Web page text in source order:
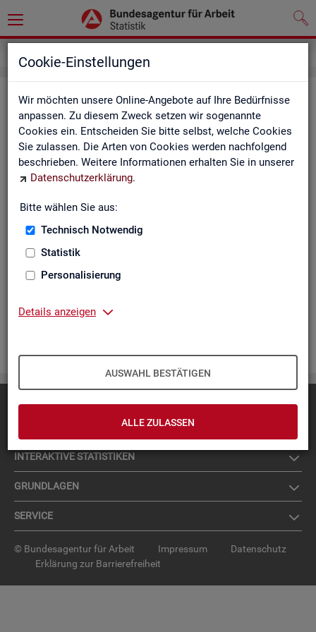
Cookie-Einstellungen
Wir möchten unsere Online-Angebote auf Ihre Bedürfnisse
anpassen. Zu diesem Zweck setzen wir sogenannte
Cookies ein. Entscheiden Sie bitte selbst, welche Cookies
Sie zulassen. Die Arten von Cookies werden nachfolgend
beschrieben. Weitere Informationen erhalten Sie in unserer
Datenschutzerklärung.
Bitte wählen Sie aus:
Technisch Notwendig
Statistik
Personalisierung
Details anzeigen
AUSWAHL BESTÄTIGEN
ALLE ZULASSEN
News­let­ter Sta­tis­tik und Ar­beits­
markt­be­richt­erstat­tung der BA
Mit dem mo­nat­li­chen News­let­ter in­for­mie­ren wir Sie über
ver­schie­de­ne The­men und ak­tu­el­le Ent­wick­lun­gen.
ak­tu­el­le Be­rich­te, wie z. B. den Mo­nats­be­richt und den BA-
neue Ver­öf­fent­li­chun­gen,
Son­der­be­rich­te,
an­de­re Neu­ig­kei­ten aus der Sta­tis­tik.
Die­ser Ser­vice ist selbst­ver­ständ­lich kos­ten­los.
IN­TER­AK­TI­VE STA­TIS­TI­KEN
GRUND­LA­GEN
SER­VICE
© Bundesagentur für Arbeit Impressum
Datenschutz
Erklärung zur Barrierefreiheit